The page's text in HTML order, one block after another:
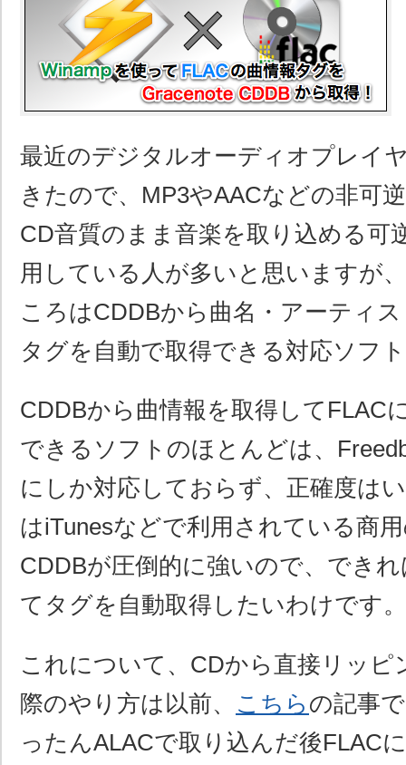
最近のデジタルオーディオプレイ
きたので、MP3やAACなどの非可
CD音質のまま音楽を取り込める可
用している人が多いと思いますが
ころはCDDBから曲名・アーティ
タグを自動で取得できる対応ソフ
CDDBから曲情報を取得してFLAC
できるソフトのほとんどは、
にしか対応しておらず、正確度は
はiTunesなどで利用されている商
CDDBが圧倒的に強いので、でき
てタグを自動取得したいわけです。
これについて、CDから直接リッピ
際のやり方は以前、
こちら の記事
ったんALACで取り込んだ後FLAC